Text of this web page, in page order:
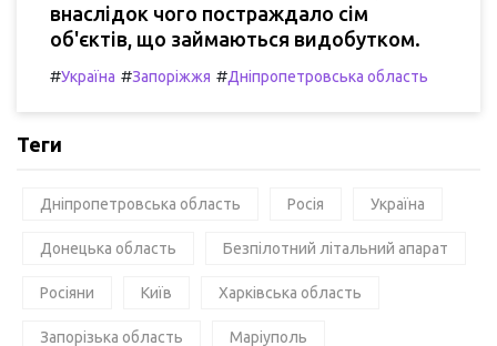
внаслідок чого постраждало сім
об'єктів, що займаються видобутком.
#Україна #Запоріжжя #Дніпропетровська область
Теги
Дніпропетровська область Росія Україна
Донецька область Безпілотний літальний апарат
Росіяни Київ Харківська область
Запорізька область Маріуполь